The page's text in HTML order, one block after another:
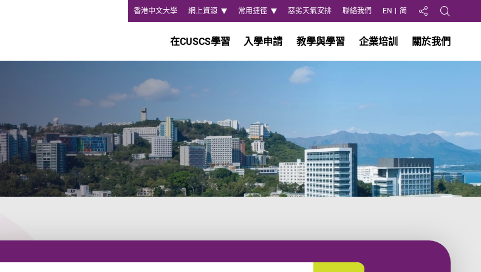
香港中文大學 網上資源 常用捷徑 惡劣天氣安排 聯絡我們 EN 简
分享至 Open
在CUSCS學習 入學申請 教學與學習 企業培訓 關於我們